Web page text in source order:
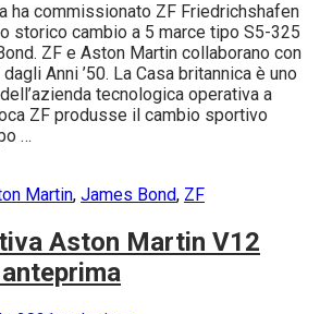
ha commissionato ZF Friedrichshafen
storico cambio a 5 marce tipo S5-325
ZF e Aston Martin collaborano con
Anni ’50. La Casa britannica è uno
tecnologica operativa a
ZF produsse il cambio sportivo
…
Martin, James Bond, ZF
Aston Martin V12